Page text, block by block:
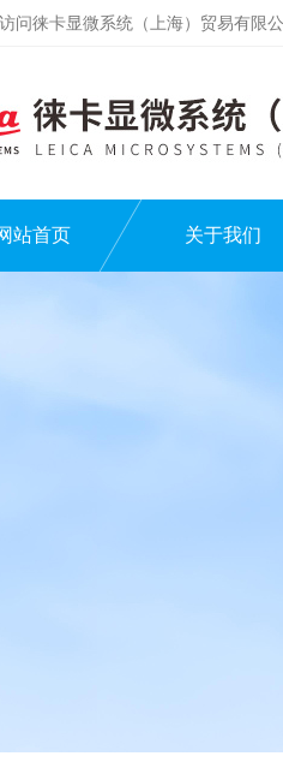
问徕卡显微系统（上海）贸易有限公
站首页 关于我们